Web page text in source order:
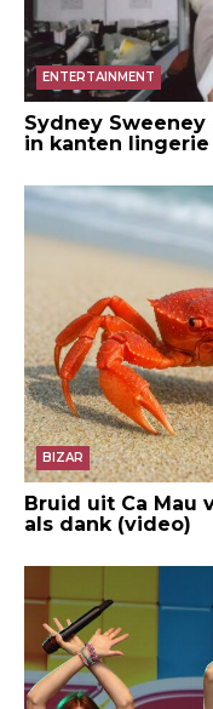
ENTERTAINMENT
Sydney
in kanten lingerie
BIZAR
Bruid uit Ca Mau
als dank (video)